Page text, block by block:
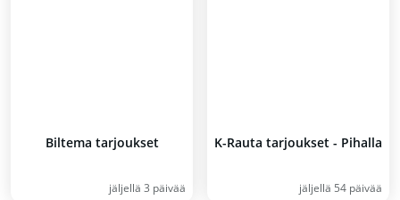
Biltema tarjoukset
jäljellä 3 päivää
K-Rauta tarjoukset - Pihalla
jäljellä 54 päivää